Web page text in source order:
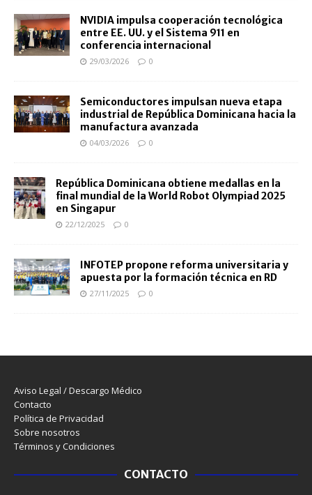
NVIDIA impulsa cooperación tecnológica
entre EE. UU. y el Sistema 911 en
conferencia internacional
29/03/2026 0
Semiconductores impulsan nueva etapa
industrial de República Dominicana hacia la
manufactura avanzada
04/03/2026 0
República Dominicana obtiene medallas en la
final mundial de la World Robot Olympiad 2025
en Singapur
22/12/2025 0
INFOTEP propone reforma universitaria y
apuesta por la formación técnica en RD
27/11/2025 0
Aviso Legal / Descargo Médico
Contacto
Política de Privacidad
Sobre nosotros
Términos y Condiciones
CONTACTO